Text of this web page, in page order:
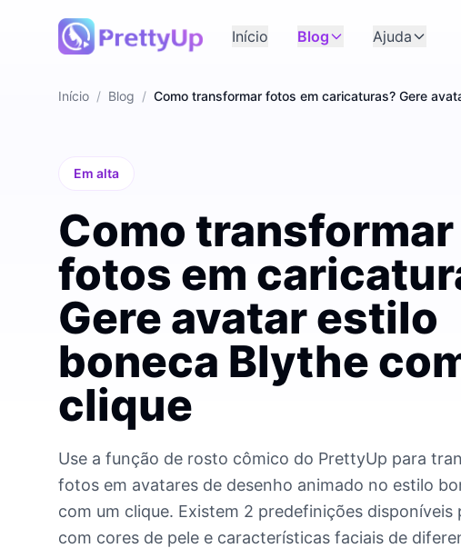
Início Blog Ajuda
Início / Blog / Como transformar fotos em caricaturas? Gere
Em alta
Como transformar
fotos em
Gere avatar estilo
boneca Blythe
clique
Use a função de rosto cômico do PrettyUp para
fotos em avatares de desenho animado no estilo
com um clique. Existem 2 predefinições disponíveis
com cores de pele e características faciais de